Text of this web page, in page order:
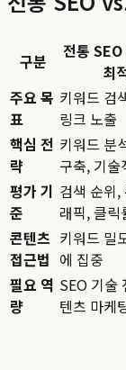
구분
전통
최
주요 목
표
키워드 검
링크 노출
핵심 전
략
키워드 분
구축, 기술
평가 기
준
검색 순위,
래픽, 클릭
콘텐츠
접근법
키워드 밀
에 집중
필요 역
량
SEO 기술
텐츠 마케